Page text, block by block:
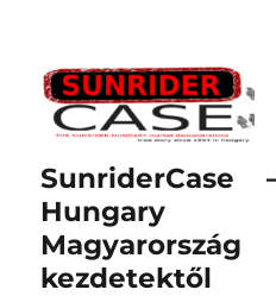
Hungary
kezdetektől